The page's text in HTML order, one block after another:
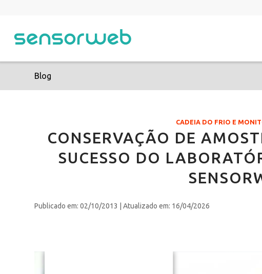
Blog
CADEIA DO FRIO E
CONSERVAÇÃO DE
SUCESSO DO
Publicado em: 02/10/2013 | Atualizado em: 16/04/2026